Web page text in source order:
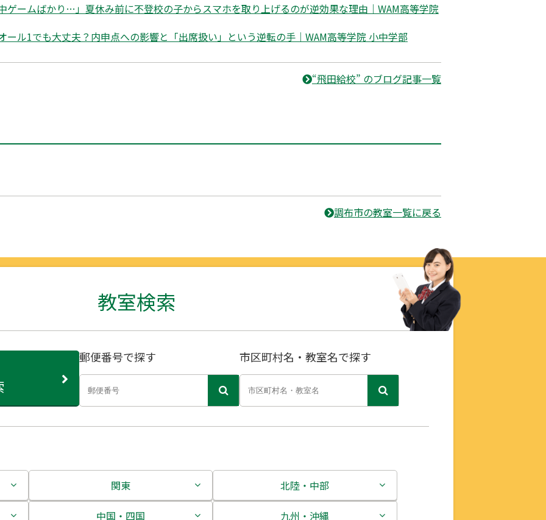
ゲームばかり…」夏休み前に不登校の子からスマホを取り上げるのが逆効果な理由｜WAM高等学院
ール1でも大丈夫？内申点への影響と「出席扱い」という逆転の手｜WAM高等学院 小中学部
“飛田給校” のブログ記事一覧
調布市の教室一覧に戻る
教室検索
郵便番号で探す 市区町村名・教室名で探す
関東
茨城県
北陸・中部
新潟県
中国・四国 九州・沖縄